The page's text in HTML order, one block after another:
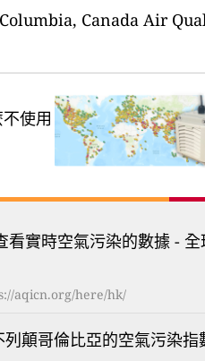
Canada Air
使用
實時空氣污染的數據 - 全
aqicn.org/here/hk/
顛哥倫比亞的空氣污染指